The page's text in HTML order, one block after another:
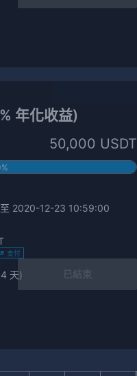
年化收益)
50,000 USDT
2020-12-23 10:59:00
支付
天)